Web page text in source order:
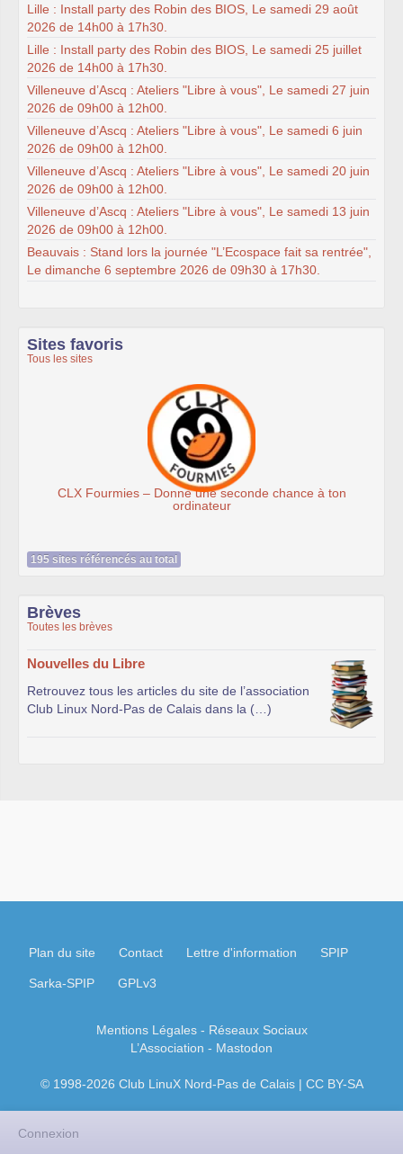
Lille : Install party des Robin des BIOS, Le samedi 29 août
2026 de 14h00 à 17h30.
Lille : Install party des Robin des BIOS, Le samedi 25 juillet
2026 de 14h00 à 17h30.
Villeneuve d’Ascq : Ateliers "Libre à vous", Le samedi 27 juin
2026 de 09h00 à 12h00.
Villeneuve d’Ascq : Ateliers "Libre à vous", Le samedi 6 juin
2026 de 09h00 à 12h00.
Villeneuve d’Ascq : Ateliers "Libre à vous", Le samedi 20 juin
2026 de 09h00 à 12h00.
Villeneuve d’Ascq : Ateliers "Libre à vous", Le samedi 13 juin
2026 de 09h00 à 12h00.
Beauvais : Stand lors la journée "L’Ecospace fait sa rentrée",
Le dimanche 6 septembre 2026 de 09h30 à 17h30.
Sites favoris
Tous les sites
Fourmies – Donne une seconde chance à ton
195 sites référencés au total
Brèves
Toutes les brèves
Nouvelles du Libre
Retrouvez tous les articles du site de l’association
Club Linux Nord-Pas de Calais dans la (…)
Plan du site Contact Lettre d'information SPIP
Sarka-SPIP GPLv3
Mentions Légales- Réseaux Sociaux
L’Association - Mastodon
© 1998-2026 Club LinuX Nord-Pas de Calais | CC BY-SA
Connexion